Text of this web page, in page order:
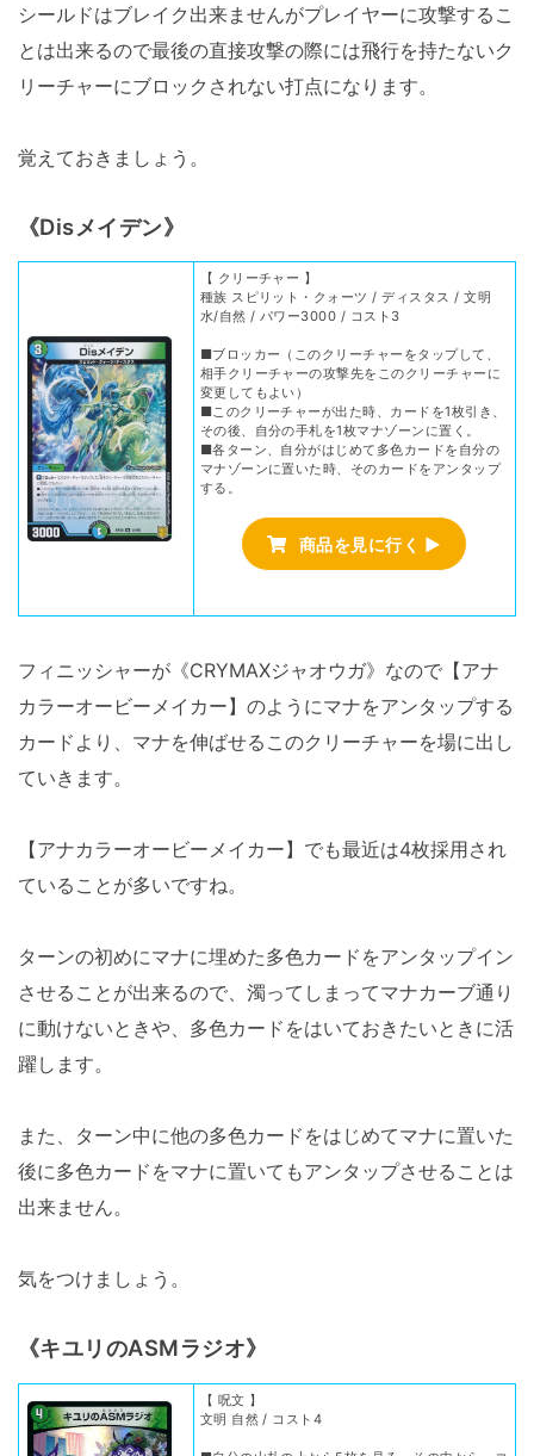
シールドはブレイク出来ませんがプレイヤーに攻撃するこ
とは出来るので最後の直接攻撃の際には飛行を持たないク
リーチャーにブロックされない打点になります。
覚えておきましょう。
《Disメイデン》
【 クリーチャー 】
種族 スピリット・クォーツ / ディスタス / 文明
水/自然 / パワー3000 / コスト3
■ブロッカー（このクリーチャーをタップして、
相手クリーチャーの攻撃先をこのクリーチャーに
変更してもよい）
■このクリーチャーが出た時、カードを1枚引き、
その後、自分の手札を1枚マナゾーンに置く。
■各ターン、自分がはじめて多色カードを自分の
マナゾーンに置いた時、そのカードをアンタップ
する。
商品を見に行く ▶
フィニッシャーが《CRYMAXジャオウガ》なので【アナ
カラーオービーメイカー】のようにマナをアンタップする
カードより、マナを伸ばせるこのクリーチャーを場に出し
ていきます。
【アナカラーオービーメイカー】でも最近は4枚採用され
ていることが多いですね。
ターンの初めにマナに埋めた多色カードをアンタップイン
させることが出来るので、濁ってしまってマナカーブ通り
に動けないときや、多色カードをはいておきたいときに活
躍します。
また、ターン中に他の多色カードをはじめてマナに置いた
後に多色カードをマナに置いてもアンタップさせることは
出来ません。
気をつけましょう。
《キユリのASMラジオ》
【 呪文 】
文明 自然 / コスト4